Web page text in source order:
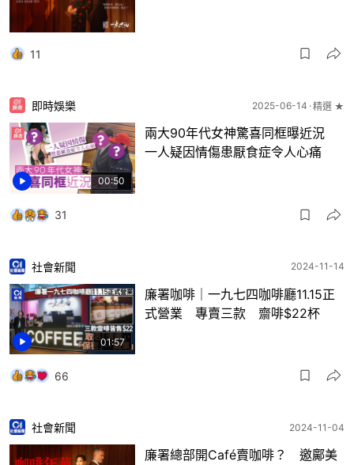
11
00:50
即時娛樂 2025-06-14 精選 ★
兩大90年代女神驚喜同框曝近況
一人疑因情傷患厭食症令人心痛
31
01:57
社會新聞 2024-11-14
廉署咖啡｜一九七四咖啡廳11.15正
式營業 專賣三款 齋啡$22杯
66
社會新聞 2024-11-04
廉署總部開Café賣咖啡？ 邀鄺美